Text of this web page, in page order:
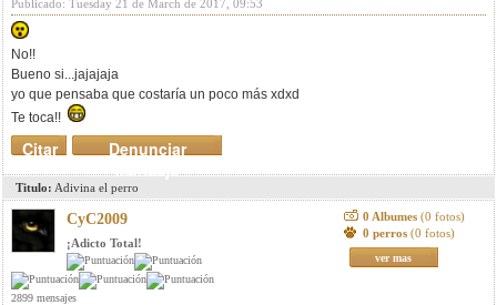
Publicado: Tuesday 21 de March de 2017, 09:53
No!!
Bueno si...jajajaja
yo que pensaba que costaría un poco más xdxd
Te toca!!
Denunciar
mensaje
Citar
Titulo: Adivina el perro
CyC2009
¡Adicto Total!
2899 mensajes
0 Albumes (0 fotos)
0 perros (0 fotos)
ver mas